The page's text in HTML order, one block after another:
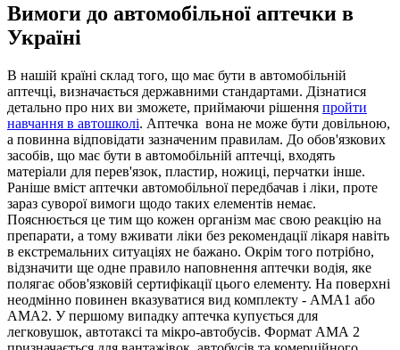
Вимоги до автомобільної аптечки в
Україні
В нашій країні склад того, що має бути в автомобільній
аптечці, визначається державними стандартами. Дізнатися
детально про них ви зможете, приймаючи рішення пройти
навчання в автошколі. Аптечка вона не може бути довільною,
а повинна відповідати зазначеним правилам. До обов'язкових
засобів, що має бути в автомобільній аптечці, входять
матеріали для перев'язок, пластир, ножиці, перчатки інше.
Раніше вміст аптечки автомобільної передбачав і ліки, проте
зараз суворої вимоги щодо таких елементів немає.
Пояснюється це тим що кожен організм має свою реакцію на
препарати, а тому вживати ліки без рекомендації лікаря навіть
в екстремальних ситуаціях не бажано. Окрім того потрібно,
відзначити ще одне правило наповнення аптечки водія, яке
полягає обов'язковій сертифікації цього елементу. На поверхні
неодмінно повинен вказуватися вид комплекту - АМА1 або
АМА2. У першому випадку аптечка купується для
легковушок, автотаксі та мікро-автобусів. Формат АМА 2